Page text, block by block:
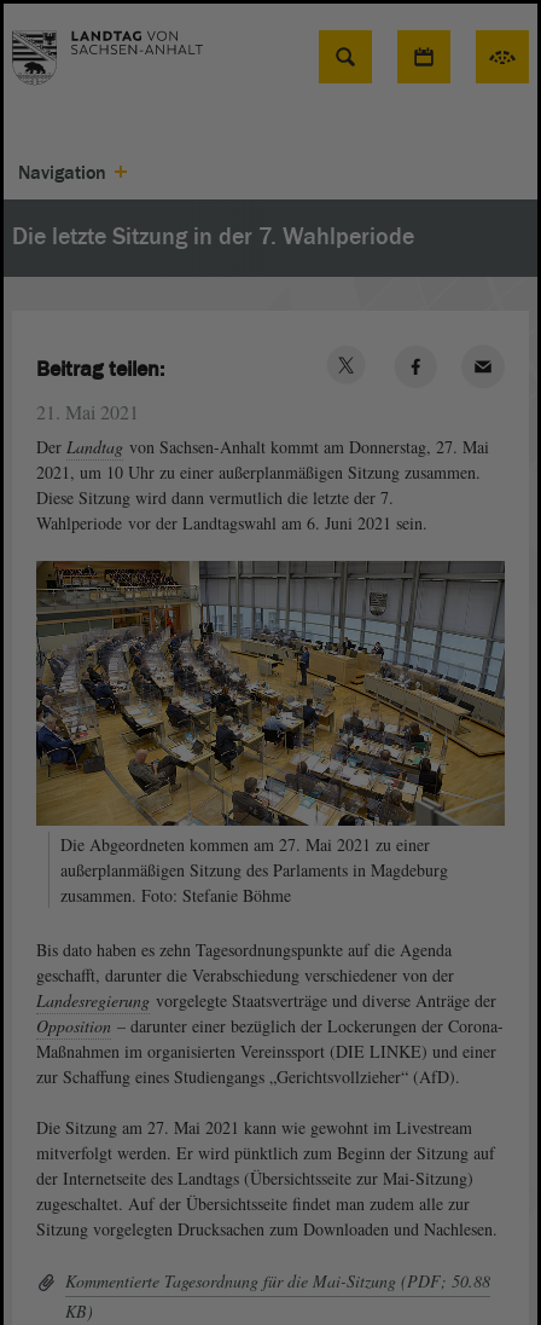
Suche
Navigation
Die letzte Sitzung in der 7. Wahlperiode
21. Mai 2021
Der Landtag von Sachsen-Anhalt kommt am Donnerstag, 27. Mai
2021, um 10 Uhr zu einer außerplanmäßigen Sitzung zusammen.
Diese Sitzung wird dann vermutlich die letzte der 7.
Wahlperiode vor der Landtagswahl am 6. Juni 2021 sein.
Die Abgeordneten kommen am 27. Mai 2021 zu einer
außerplanmäßigen Sitzung des Parlaments in Magdeburg
zusammen. Foto: Stefanie Böhme
Bis dato haben es zehn Tagesordnungspunkte auf die Agenda
geschafft, darunter die Verabschiedung verschiedener von der
Landesregierung vorgelegte Staatsverträge und diverse Anträge der
Opposition – darunter einer bezüglich der Lockerungen der Corona-
Maßnahmen im organisierten Vereinssport (DIE LINKE) und einer
zur Schaffung eines Studiengangs „Gerichtsvollzieher“ (AfD).
Die Sitzung am 27. Mai 2021 kann wie gewohnt im Livestream
mitverfolgt werden. Er wird pünktlich zum Beginn der Sitzung auf
der Internetseite des Landtags (Übersichtsseite zur Mai-Sitzung)
zugeschaltet. Auf der Übersichtsseite findet man zudem alle zur
Sitzung vorgelegten Drucksachen zum Downloaden und Nachlesen.
Kommentierte Tagesordnung für die Mai-Sitzung (PDF; 50.88
KB)
Beitrag teilen: